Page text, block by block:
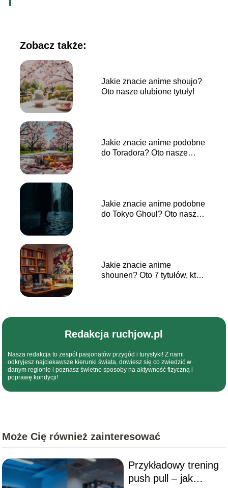
Zobacz także:
Jakie znacie anime shoujo?
Oto nasze ulubione tytuły!
Jakie znacie anime podobne
do Toradora? Oto nasze
Jakie znacie anime podobne
do Tokyo Ghoul? Oto nasze
Jakie znacie anime
shounen? Oto 7 tytułów, które
Redakcja ruchjow.pl
Nasza redakcja to zespół pasjonatów przygód i turystyki! Z nami
odkryjesz najciekawsze kierunki świata, dowiesz się co zwiedzić w
danym regionie i poznasz świetne sposoby na aktywność fizyczną i
poprawę kondycji!
Może Cię również zainteresować
Przykładowy trening
push pull – jak